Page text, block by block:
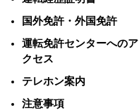
国外免許・外国免許
運転免許センターへのア
クセス
テレホン案内
注意事項